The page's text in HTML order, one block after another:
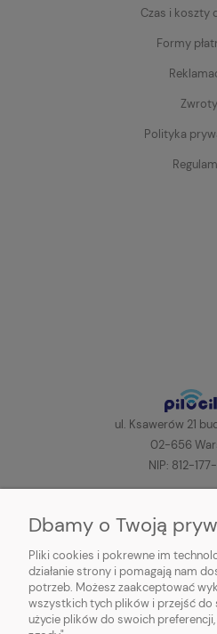
Czas i koszty
Formy
Zwroty
Polityka
ul. Ksawerów 21
02-656
NIP: 812-
Odbiór osobistyjest
Dbamy o Twoją
Pliki cookies i pokrewne im
działanie strony i pomagają nam
potrzeb. Możesz zaakceptować
wszystkich tych plików i przejść
użycie plików do swoich